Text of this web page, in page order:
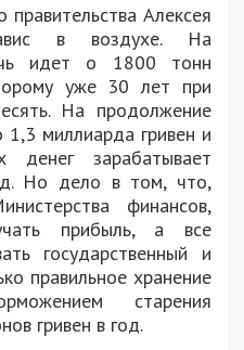
Алексея
в воздухе. На
идет о 1800 тонн
уже 30 лет при
На продолжение
миллиарда гривен и
зарабатывает
Но дело в том, что,
финансов,
прибыль, а все
государственный и
правильное хранение
старения
гривен в год.